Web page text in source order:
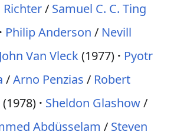
/ Samuel C. C. Ting
Philip Anderson / Nevill
John Van Vleck(1977)
Pyotr
/Arno Penzias / Robert
(1978) Sheldon Glashow/
Abdüsselam / Steven